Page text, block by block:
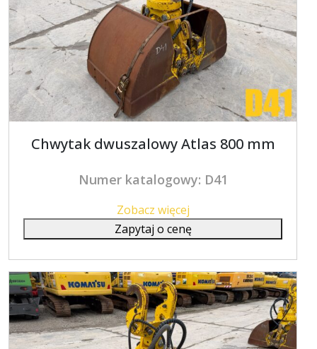
Chwytak dwuszalowy Atlas 800 mm
Numer katalogowy: D41
Zobacz więcej
Zapytaj o cenę